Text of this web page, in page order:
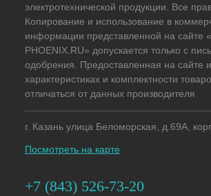
электротехнической продукции. Все
Копирование и использование в
информации представленной на сайте
PHOENIX.RU» допускается только с
одобрения. Предоставленная на сайте
характеристиках и комплектности
отличаться от данных производителя
г. Казань улица Беломорская, д.69А,
Посмотреть на карте
+7 (843) 526-73-20